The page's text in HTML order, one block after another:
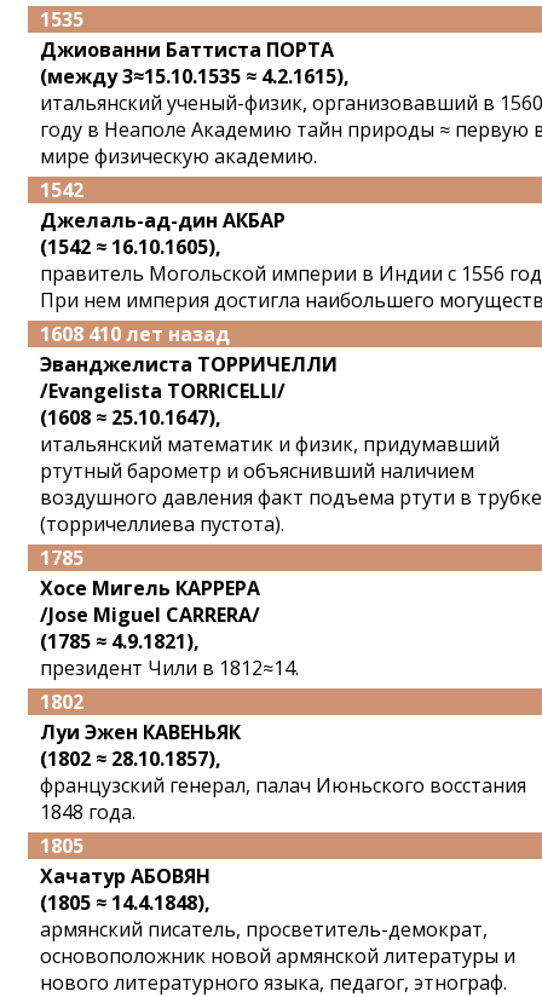
1535
Джиованни Баттиста ПОРТА
(между 3≈15.10.1535 ≈ 4.2.1615),
итальянский ученый-физик, организовавший в 1560
году в Неаполе Академию тайн природы ≈ первую
мире физическую академию.
1542
Джелаль-ад-дин АКБАР
(1542 ≈ 16.10.1605),
правитель Могольской империи в Индии с 1556
При нем империя достигла наибольшего
1608 410 лет назад
Эванджелиста ТОРРИЧЕЛЛИ
/Evangelista TORRICELLI/
(1608 ≈ 25.10.1647),
итальянский математик и физик, придумавший
ртутный барометр и объяснивший наличием
воздушного давления факт подъема ртути в трубке
(торричеллиева пустота).
1785
Хосе Мигель КАРРЕРА
/Jose Miguel CARRERA/
(1785 ≈ 4.9.1821),
президент Чили в 1812≈14.
1802
Луи Эжен КАВЕНЬЯК
(1802 ≈ 28.10.1857),
французский генерал, палач Июньского восстания
1848 года.
1805
Хачатур АБОВЯН
(1805 ≈ 14.4.1848),
армянский писатель, просветитель-демократ,
основоположник новой армянской литературы и
нового литературного языка, педагог, этнограф.